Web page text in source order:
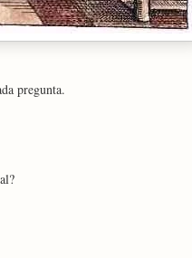
pregunta.